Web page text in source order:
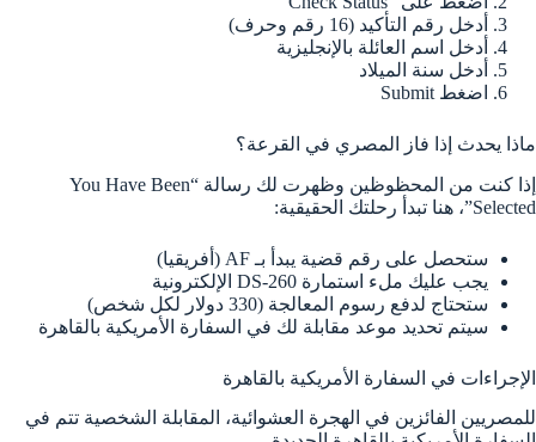
أدخل رقم التأكيد (16 رقم وحرف)
أدخل اسم العائلة بالإنجليزية
أدخل سنة الميلاد
اضغط Submit
ماذا يحدث إذا فاز المصري في القرعة؟
إذا كنت من المحظوظين وظهرت لك رسالة “You Have Been
Selected”، هنا تبدأ رحلتك الحقيقية:
ستحصل على رقم قضية يبدأ بـ AF (أفريقيا)
يجب عليك ملء استمارة DS-260 الإلكترونية
ستحتاج لدفع رسوم المعالجة (330 دولار لكل شخص)
سيتم تحديد موعد مقابلة لك في السفارة الأمريكية بالقاهرة
الإجراءات في السفارة الأمريكية بالقاهرة
للمصريين الفائزين في الهجرة العشوائية، المقابلة الشخصية تتم في